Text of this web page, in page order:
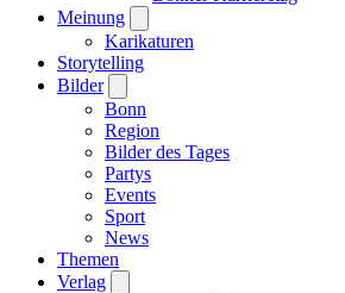
Meinung
Karikaturen
Storytelling
Bilder
Bonn
Region
Bilder des Tages
Partys
Events
Sport
News
Themen
Verlag